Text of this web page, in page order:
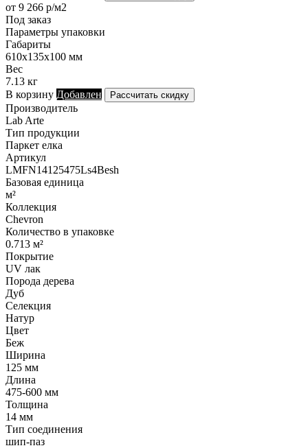
от 9 266 р/м2
Под заказ
Параметры упаковки
Габариты
610х135х100 мм
Вес
7.13 кг
В корзину Добавлен Рассчитать скидку
Производитель
Lab Arte
Тип продукции
Паркет елка
Артикул
LMFN14125475Ls4Besh
Базовая единица
м²
Коллекция
Chevron
Количество в упаковке
0.713 м²
Покрытие
UV лак
Порода дерева
Дуб
Селекция
Натур
Цвет
Беж
Ширина
125 мм
Длина
475-600 мм
Толщина
14 мм
Тип соединения
шип-паз